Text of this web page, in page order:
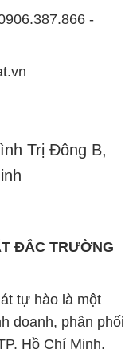
-
Trị Đông B,
ĐẮC TRƯỜNG
tự hào là một
doanh, phân phối
Hồ Chí Minh.